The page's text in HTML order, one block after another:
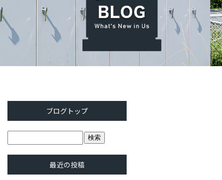
ブログトップ
最近の投稿